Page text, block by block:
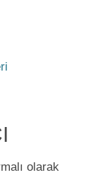
olarak